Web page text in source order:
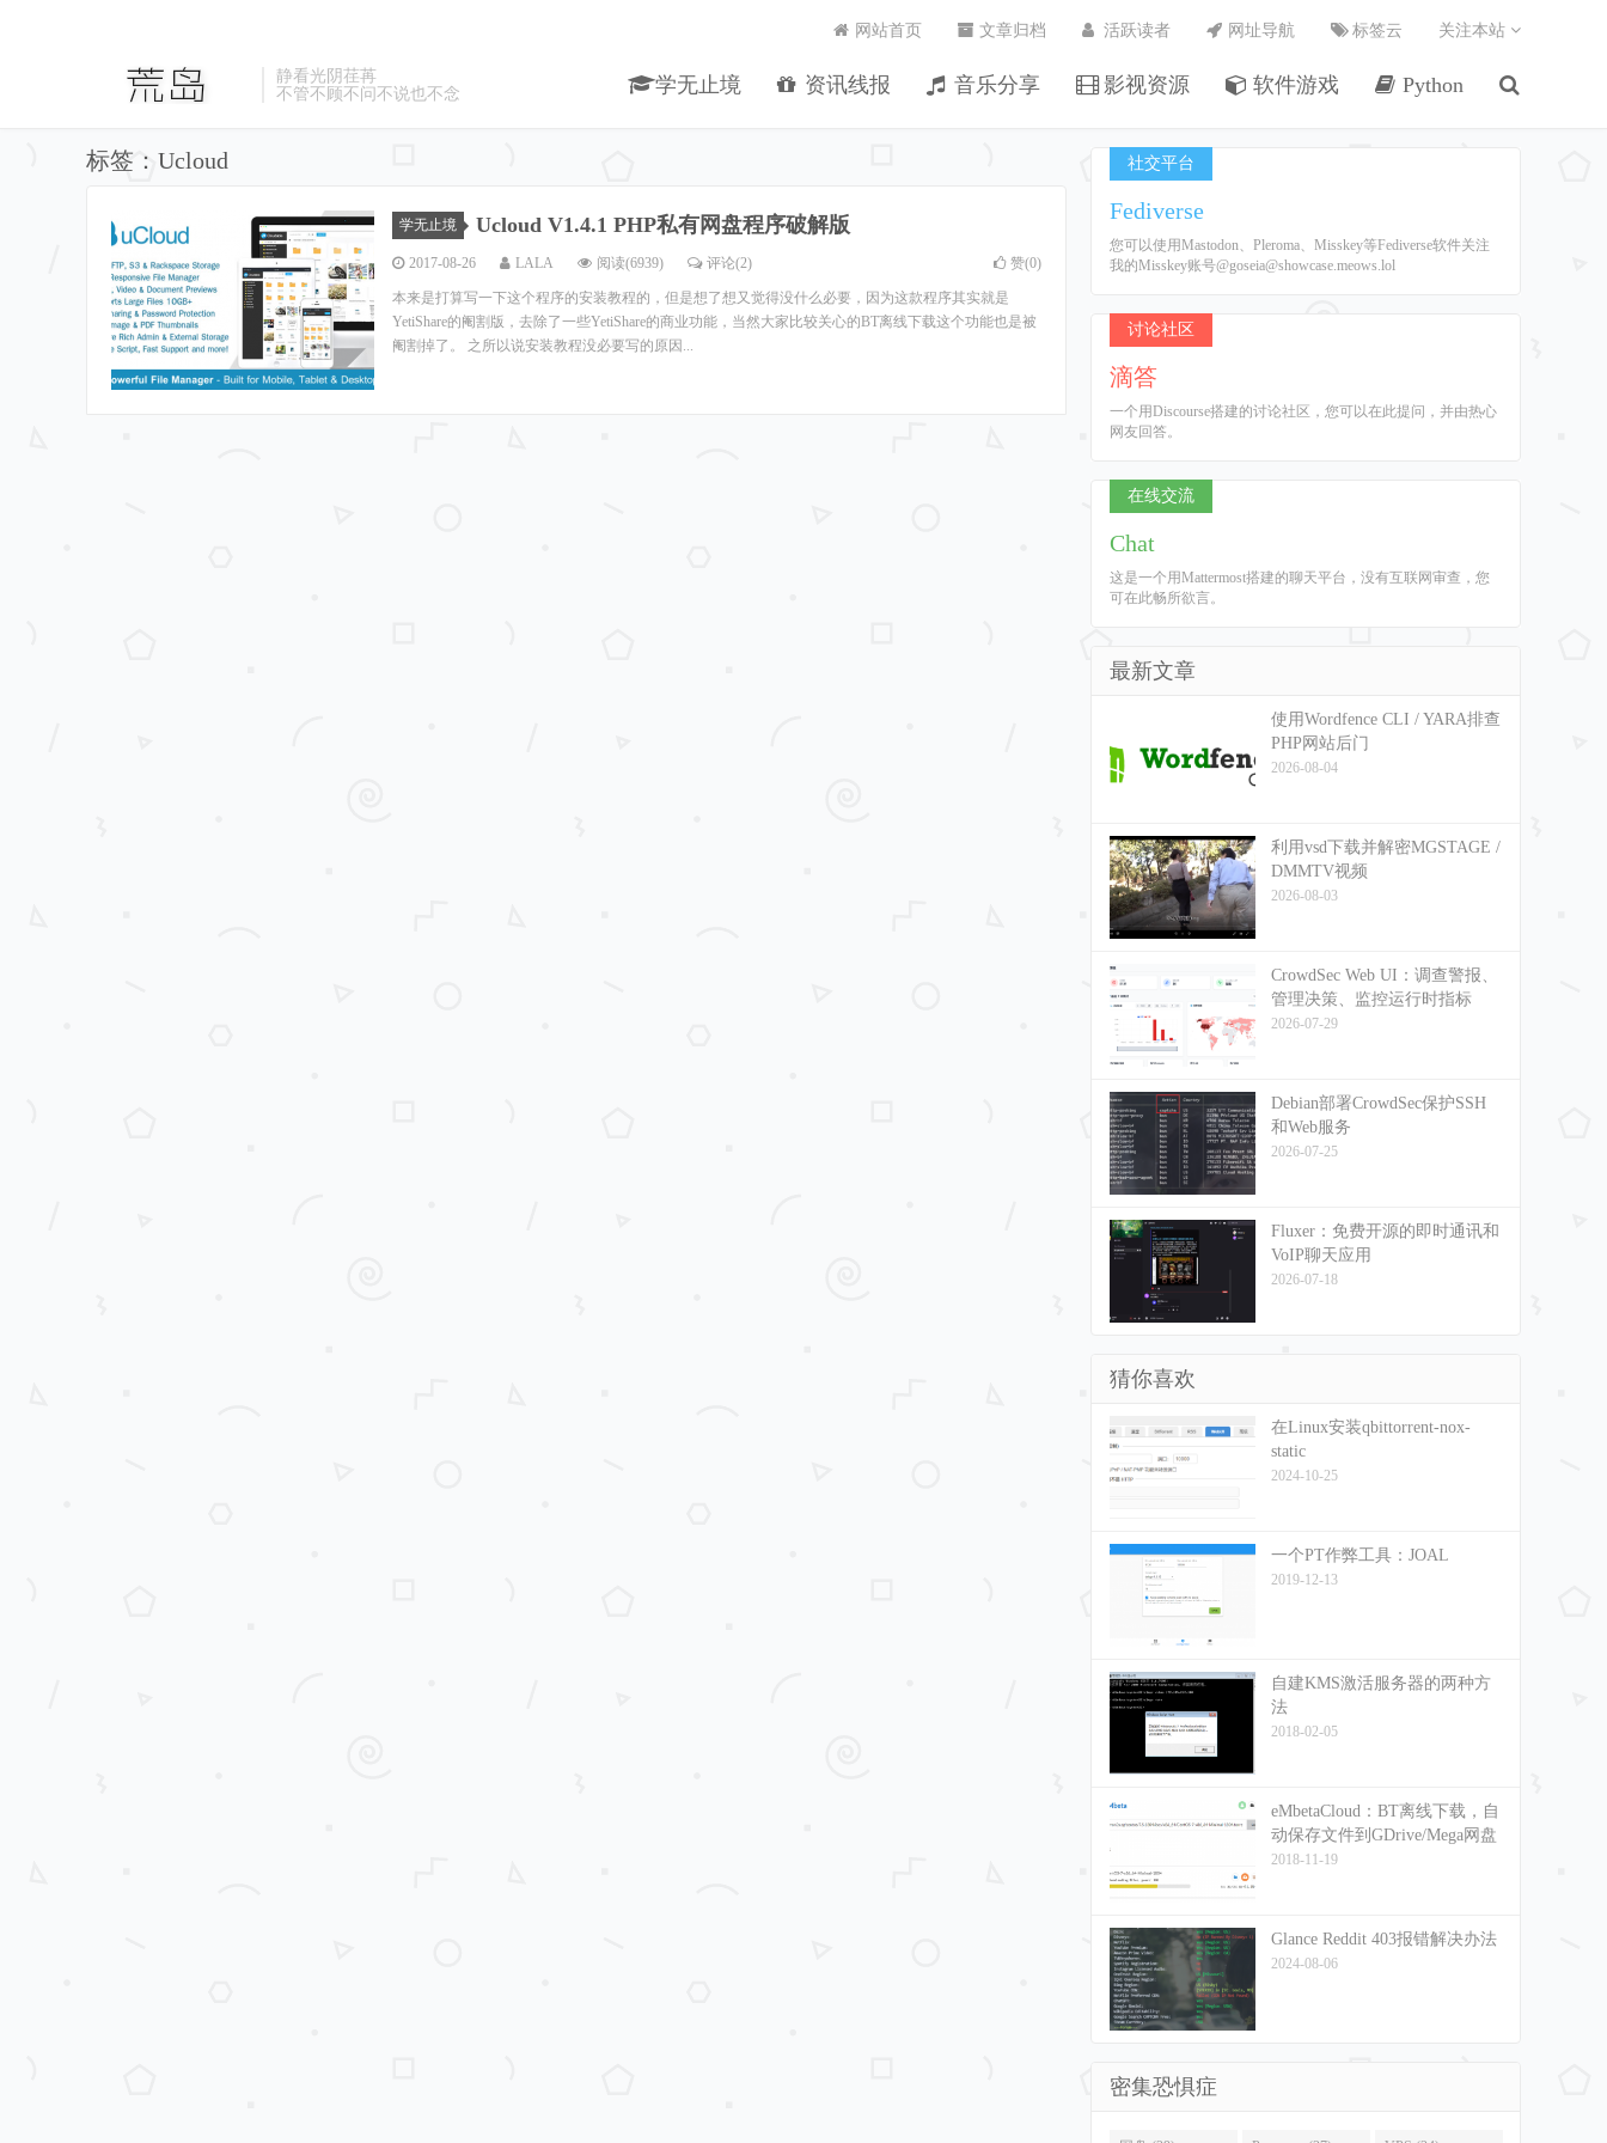
静看光阴荏苒
不管不顾不问不说也不念
学无止境 资讯线报 音乐分享 影视资源 软件游戏 Python
网站首页 文章归档 活跃读者 网址导航 标签云 关注本站
标签：Ucloud
学无止境 Ucloud V1.4.1 PHP私有网盘程序破解版
2017-08-26 LALA 阅读(6939) 评论(2) 赞(0)
本来是打算写一下这个程序的安装教程的，但是想了想又觉得没什么必要，因为这款程序其实就是
YetiShare的阉割版，去除了一些YetiShare的商业功能，当然大家比较关心的BT离线下载这个功能也是被
阉割掉了。 之所以说安装教程没必要写的原因...
社交平台
Fediverse
您可以使用Mastodon、Pleroma、Misskey等Fediverse软件关注
我的Misskey账号@goseia@showcase.meows.lol
讨论社区
滴答
一个用Discourse搭建的讨论社区，您可以在此提问，并由热心
网友回答。
在线交流
Chat
这是一个用Mattermost搭建的聊天平台，没有互联网审查，您
可在此畅所欲言。
最新文章
使用Wordfence CLI / YARA排查
PHP网站后门
2026-08-04
利用vsd下载并解密MGSTAGE /
DMMTV视频
2026-08-03
CrowdSec Web UI：调查警报、
管理决策、监控运行时指标
2026-07-29
Debian部署CrowdSec保护SSH
和Web服务
2026-07-25
Fluxer：免费开源的即时通讯和
VoIP聊天应用
2026-07-18
猜你喜欢
在Linux安装qbittorrent-nox-
static
2024-10-25
一个PT作弊工具：JOAL
2019-12-13
自建KMS激活服务器的两种方
法
2018-02-05
eMbetaCloud：BT离线下载，自
动保存文件到GDrive/Mega网盘
2018-11-19
Glance Reddit 403报错解决办法
2024-08-06
密集恐惧症